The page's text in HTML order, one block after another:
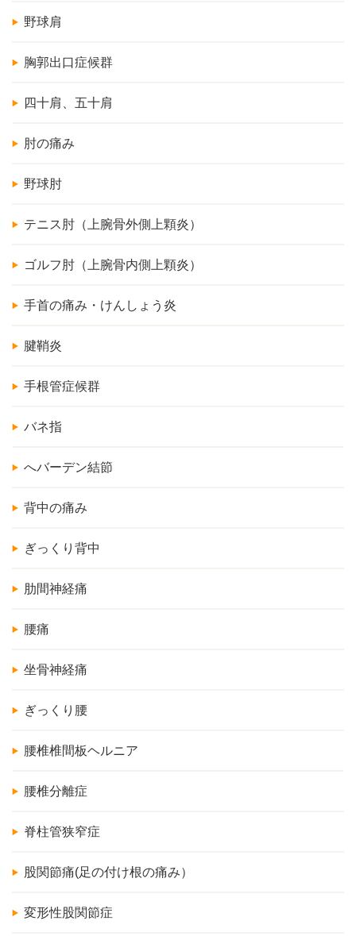
野球肩
胸郭出口症候群
四十肩、五十肩
肘の痛み
野球肘
テニス肘（上腕骨外側上顆炎）
ゴルフ肘（上腕骨内側上顆炎）
手首の痛み・けんしょう炎
腱鞘炎
手根管症候群
バネ指
へバーデン結節
背中の痛み
ぎっくり背中
肋間神経痛
腰痛
坐骨神経痛
ぎっくり腰
腰椎椎間板ヘルニア
腰椎分離症
脊柱管狭窄症
股関節痛(足の付け根の痛み）
変形性股関節症